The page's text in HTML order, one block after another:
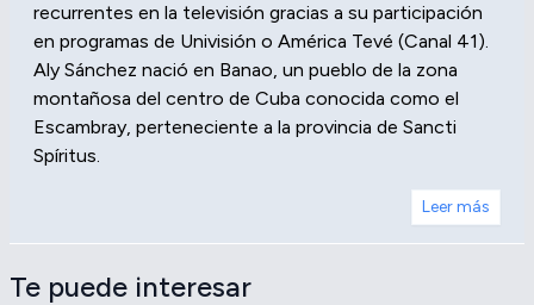
recurrentes en la televisión gracias a su participación
en programas de Univisión o América Tevé (Canal 41).
Aly Sánchez nació en Banao, un pueblo de la zona
montañosa del centro de Cuba conocida como el
Escambray, perteneciente a la provincia de Sancti
Spíritus.
Leer más
Te puede interesar